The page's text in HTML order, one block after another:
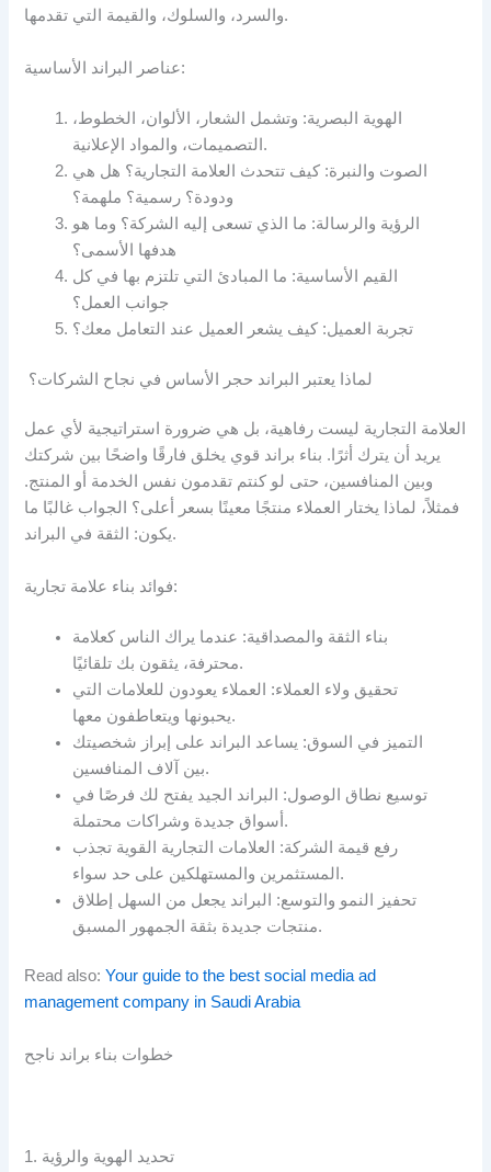
والسرد، والسلوك، والقيمة التي تقدمها.
عناصر البراند الأساسية:
الهوية البصرية: وتشمل الشعار، الألوان، الخطوط،
التصميمات، والمواد الإعلانية.
الصوت والنبرة: كيف تتحدث العلامة التجارية؟ هل هي
ودودة؟ رسمية؟ ملهمة؟
الرؤية والرسالة: ما الذي تسعى إليه الشركة؟ وما هو
هدفها الأسمى؟
القيم الأساسية: ما المبادئ التي تلتزم بها في كل
جوانب العمل؟
تجربة العميل: كيف يشعر العميل عند التعامل معك؟
لماذا يعتبر البراند حجر الأساس في نجاح الشركات؟
العلامة التجارية ليست رفاهية، بل هي ضرورة استراتيجية لأي عمل
يريد أن يترك أثرًا. بناء براند قوي يخلق فارقًا واضحًا بين شركتك
وبين المنافسين، حتى لو كنتم تقدمون نفس الخدمة أو المنتج.
فمثلاً، لماذا يختار العملاء منتجًا معينًا بسعر أعلى؟ الجواب غالبًا ما
يكون: الثقة في البراند.
فوائد بناء علامة تجارية:
بناء الثقة والمصداقية: عندما يراك الناس كعلامة
محترفة، يثقون بك تلقائيًا.
تحقيق ولاء العملاء: العملاء يعودون للعلامات التي
يحبونها ويتعاطفون معها.
التميز في السوق: يساعد البراند على إبراز شخصيتك
بين آلاف المنافسين.
توسيع نطاق الوصول: البراند الجيد يفتح لك فرصًا في
أسواق جديدة وشراكات محتملة.
رفع قيمة الشركة: العلامات التجارية القوية تجذب
المستثمرين والمستهلكين على حد سواء.
تحفيز النمو والتوسع: البراند يجعل من السهل إطلاق
منتجات جديدة بثقة الجمهور المسبق.
Read also: Your guide to the best social media ad
management company in Saudi Arabia
خطوات بناء براند ناجح
1. تحديد الهوية والرؤية